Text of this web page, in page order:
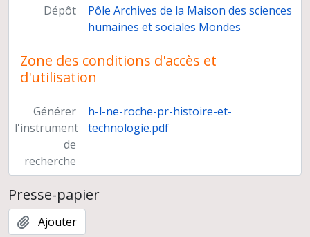
Dépôt
Pôle Archives de la Maison des sciences
humaines et sociales Mondes
Zone des conditions d'accès et
d'utilisation
Générer
l'instrument
de
recherche
h-l-ne-roche-pr-histoire-et-
technologie.pdf
Presse-papier
Ajouter